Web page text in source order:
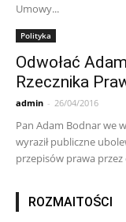
Umowy...
Polityka
Odwołać
Rzecznika
admin - 26/04/2016
Pan Adam Bodnar we
wyraził publiczne
przepisów prawa
ROZMAITOŚCI